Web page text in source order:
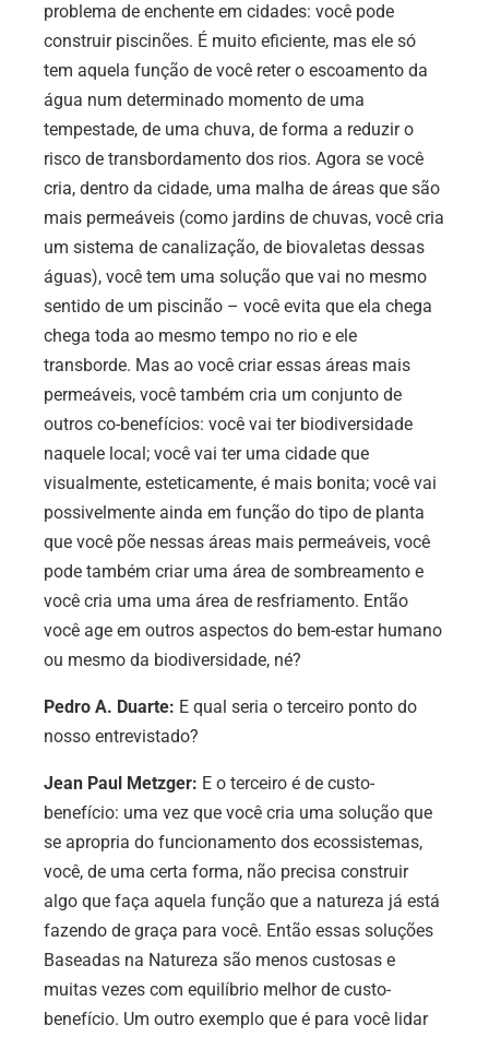
problema de enchente em cidades: você pode
construir piscinões. É muito eficiente, mas ele só
tem aquela função de você reter o escoamento da
água num determinado momento de uma
tempestade, de uma chuva, de forma a reduzir o
risco de transbordamento dos rios. Agora se você
cria, dentro da cidade, uma malha de áreas que são
mais permeáveis (como jardins de chuvas, você cria
um sistema de canalização, de biovaletas dessas
águas), você tem uma solução que vai no mesmo
sentido de um piscinão – você evita que ela chega
chega toda ao mesmo tempo no rio e ele
transborde. Mas ao você criar essas áreas mais
permeáveis, você também cria um conjunto de
outros co-benefícios: você vai ter biodiversidade
naquele local; você vai ter uma cidade que
visualmente, esteticamente, é mais bonita; você vai
possivelmente ainda em função do tipo de planta
que você põe nessas áreas mais permeáveis, você
pode também criar uma área de sombreamento e
você cria uma uma área de resfriamento. Então
você age em outros aspectos do bem-estar humano
ou mesmo da biodiversidade, né?
Pedro A. Duarte: E qual seria o terceiro ponto do
nosso entrevistado?
Jean Paul Metzger: E o terceiro é de custo-
benefício: uma vez que você cria uma solução que
se apropria do funcionamento dos ecossistemas,
você, de uma certa forma, não precisa construir
algo que faça aquela função que a natureza já está
fazendo de graça para você. Então essas soluções
Baseadas na Natureza são menos custosas e
muitas vezes com equilíbrio melhor de custo-
benefício. Um outro exemplo que é para você lidar